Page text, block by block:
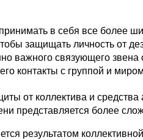
в себя все более
защищать личность от
важного связующего
контакты с группой и
от коллектива и
представляется более
результатом